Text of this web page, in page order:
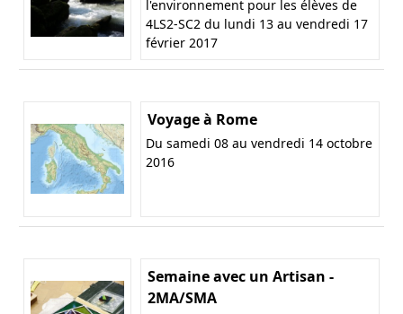
l'environnement pour les élèves de
4LS2-SC2 du lundi 13 au vendredi 17
février 2017
Voyage à Rome
Du samedi 08 au vendredi 14 octobre
2016
Semaine avec un Artisan -
2MA/SMA